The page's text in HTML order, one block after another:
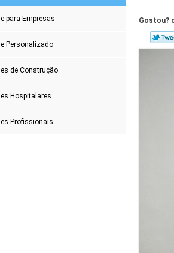
para Empresas
Personalizado
de Construção
Hospitalares
Profissionais
Gostou?